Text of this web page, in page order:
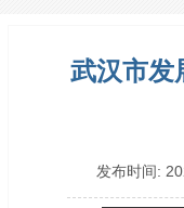
武汉市发
发布时间: